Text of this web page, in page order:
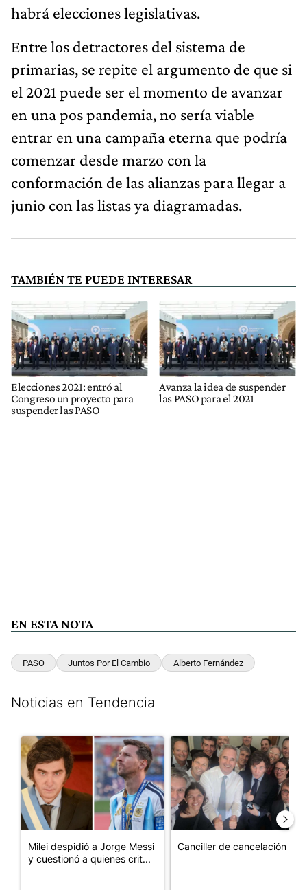
habrá elecciones legislativas.
Entre los detractores del sistema de
primarias, se repite el argumento de que si
el 2021 puede ser el momento de avanzar
en una pos pandemia, no sería viable
entrar en una campaña eterna que podría
comenzar desde marzo con la
conformación de las alianzas para llegar a
junio con las listas ya diagramadas.
TAMBIÉN TE PUEDE INTERESAR
Elecciones 2021: entró al
Congreso un proyecto para
suspender las PASO
Avanza la idea de suspender
las PASO para el 2021
EN ESTA NOTA
PASO Juntos Por El Cambio Alberto Fernández
Noticias en Tendencia
Un artículo de tendencia con el título "Milei despidió a Jorge
Milei despidió a Jorge Messi
y cuestionó a quienes crit...
Un artículo de tendencia con
Canciller de cancelación